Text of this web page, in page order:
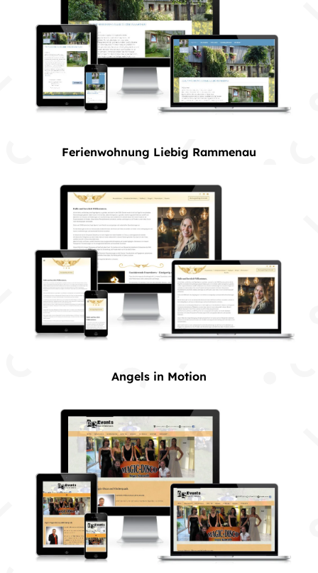
Ferienwohnung Liebig Rammenau
Angels in Motion